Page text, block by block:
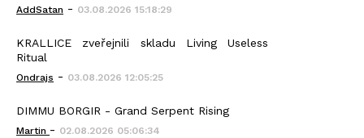
AddSatan - 03.08.2026 15:18:29
KRALLICE zveřejnili skladu Living Useless
Ritual
Ondrajs - 03.08.2026 12:05:25
DIMMU BORGIR - Grand Serpent Rising
Martin - 02.08.2026 05:06:34